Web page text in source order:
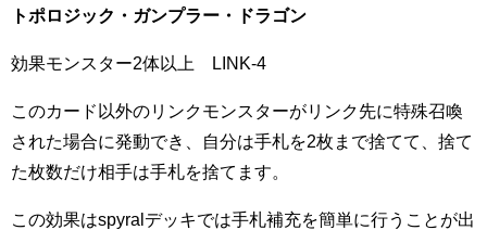
トポロジック・ガンプラー・ドラゴン
効果モンスター2体以上 LINK-4
このカード以外のリンクモンスターがリンク先に特殊召喚
された場合に発動でき、自分は手札を2枚まで捨てて、捨て
た枚数だけ相手は手札を捨てます。
この効果はspyralデッキでは手札補充を簡単に行うことが出